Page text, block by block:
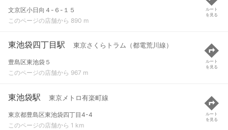
文京区小日向４-６-１５
このページの店舗から 890 m
ルート
を見る
東池袋四丁目駅 東京さくらトラム（都電荒川線）
豊島区東池袋５
このページの店舗から 967 m
ルート
を見る
東池袋駅 東京メトロ有楽町線
東京都豊島区東池袋四丁目4-4
このページの店舗から 1 km
ルート
を見る